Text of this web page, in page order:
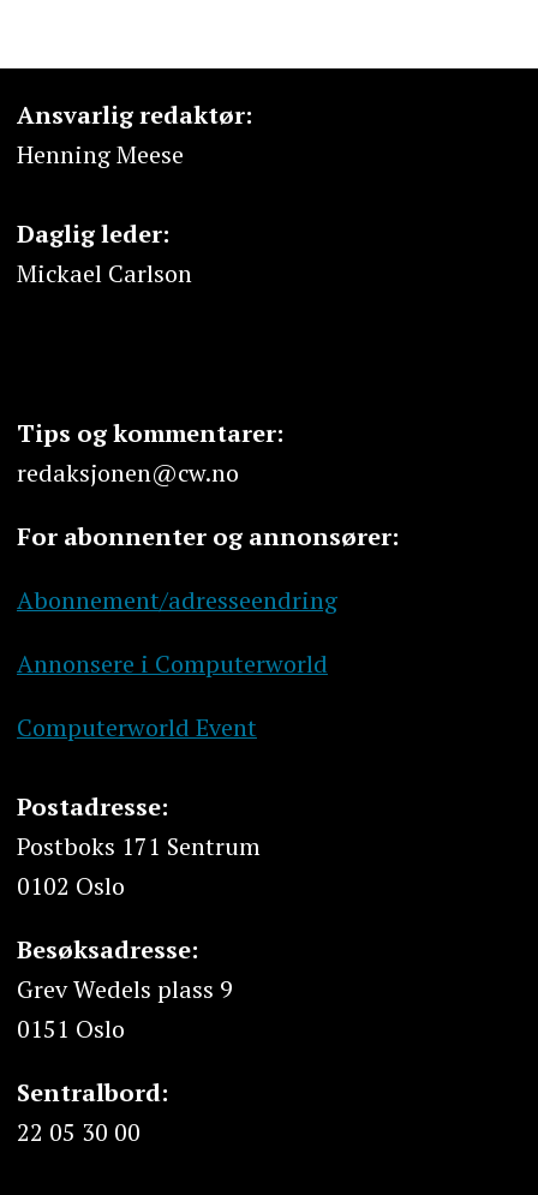
Ansvarlig redaktør:
Henning Meese
Daglig leder:
Mickael Carlson
Tips og kommentarer:
redaksjonen@cw.no
For abonnenter og annonsører:
Abonnement/adresseendring
Annonsere i Computerworld
Computerworld Event
Postadresse:
Postboks 171 Sentrum
0102 Oslo
Besøksadresse:
Grev Wedels plass 9
0151 Oslo
Sentralbord:
22 05 30 00